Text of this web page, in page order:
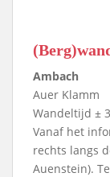
Ambach
Auer Klamm
Wandeltijd ±
Vanaf het
rechts langs
Auenstein).